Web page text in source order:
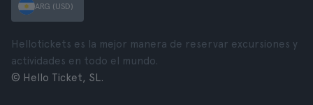
ARG (USD)
Hellotickets es la mejor manera de reservar excursiones y
actividades en todo el mundo.
© Hello Ticket, SL.